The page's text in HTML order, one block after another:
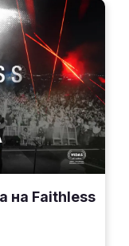
на Faithless